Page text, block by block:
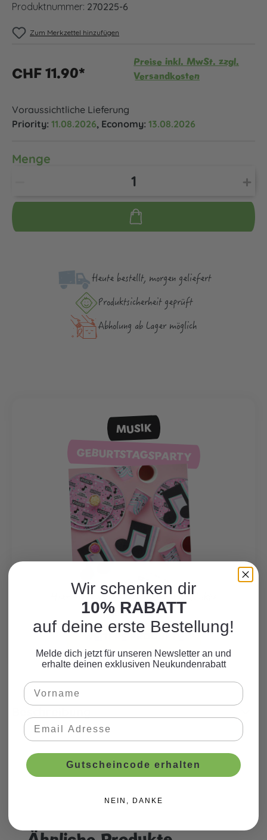
Produktnummer: 270225-6
Zum Merkzettel hinzufügen
CHF 11.90*
Preise inkl. MwSt. zzgl.
Versandkosten
Voraussichtliche Lieferung
Priority: 11.08.2026, Economy: 13.08.2026
Menge
Heute bestellt, morgen geliefert
Produktsicher­heit geprüft
Abholung ab Lager möglich
MUSIK
GEBURTSTAGSPARTY
Hier finden Sie viele weitere Produkte
zum Motto.
Produktgalerie überspringen
Wir schenken dir
10% RABATT
auf deine erste Bestellung!
Melde dich jetzt für unseren Newsletter an und
erhalte deinen exklusiven Neukundenrabatt
Gutscheincode erhalten
NEIN, DANKE